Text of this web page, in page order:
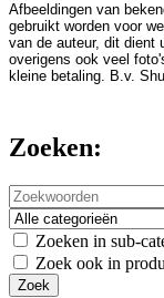
Afbeeldingen van
gebruikt worden voor
van de auteur, dit dient
overigens ook veel
kleine betaling. B.v.
Zoeken:
Zoeken in sub-
Zoek ook in